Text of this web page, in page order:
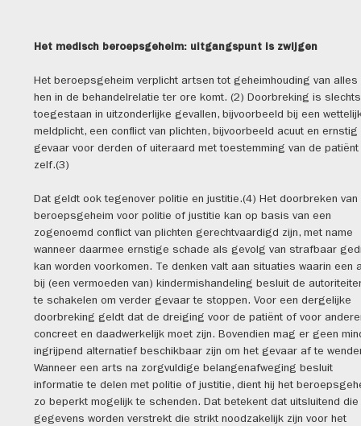
Het medisch beroepsgeheim: uitgangspunt is zwijgen
Het beroepsgeheim verplicht artsen tot geheimhouding van alles
hen in de behandelrelatie ter ore komt. (2) Doorbreking is slechts
toegestaan in uitzonderlijke gevallen, bijvoorbeeld bij een
meldplicht, een conflict van plichten, bijvoorbeeld acuut en ernstig
gevaar voor derden of uiteraard met toestemming van de patiënt
zelf.(3)
Dat geldt ook tegenover politie en justitie.(4) Het doorbreken van
beroepsgeheim voor politie of justitie kan op basis van een
zogenoemd conflict van plichten gerechtvaardigd zijn, met name
wanneer daarmee ernstige schade als gevolg van strafbaar
kan worden voorkomen. Te denken valt aan situaties waarin een
bij (een vermoeden van) kindermishandeling besluit de
te schakelen om verder gevaar te stoppen. Voor een dergelijke
doorbreking geldt dat de dreiging voor de patiënt of voor
concreet en daadwerkelijk moet zijn. Bovendien mag er geen
ingrijpend alternatief beschikbaar zijn om het gevaar af te
Wanneer een arts na zorgvuldige belangenafweging besluit
informatie te delen met politie of justitie, dient hij het
zo beperkt mogelijk te schenden. Dat betekent dat uitsluitend die
gegevens worden verstrekt die strikt noodzakelijk zijn voor het